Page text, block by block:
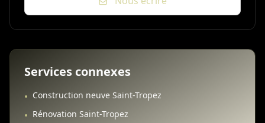
Services connexes
• Construction neuve Saint-Tropez
• Rénovation Saint-Tropez